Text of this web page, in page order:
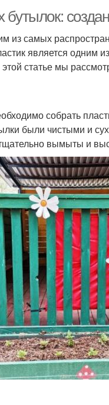
бутылок:
из самых
является одним
статье мы
собрать
были чистыми и
вымыты и